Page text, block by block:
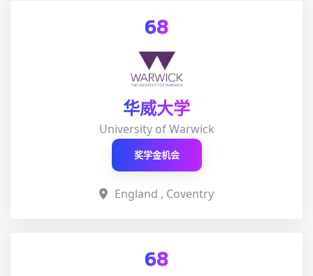
68
华威大学
University of Warwick
奖学金机会
England , Coventry
68